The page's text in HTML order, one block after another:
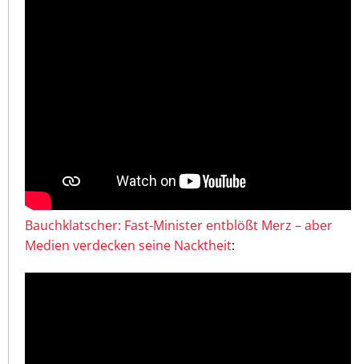
Bauchklatscher: Fast-Minister entblößt Merz – aber
Medien verdecken seine Nacktheit: